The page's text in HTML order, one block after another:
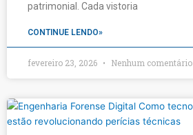
patrimonial. Cada vistoria
CONTINUE LENDO»
fevereiro 23, 2026 Nenhum comentário